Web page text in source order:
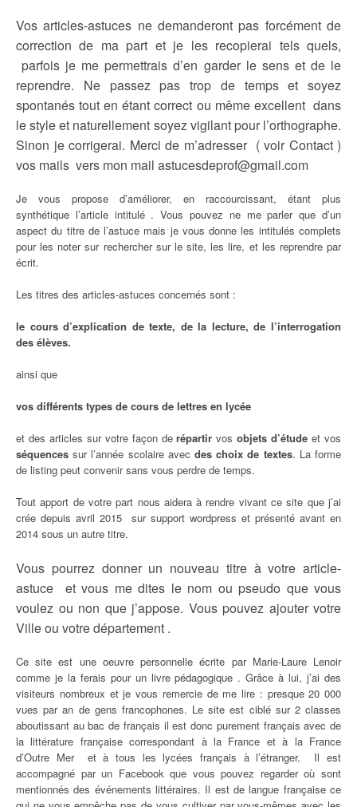
Vos articles-astuces ne demanderont pas forcément de
correction de ma part et je les recopierai tels quels,
parfois je me permettrais d’en garder le sens et de le
reprendre. Ne passez pas trop de temps et soyez
spontanés tout en étant correct ou même excellent dans
le style et naturellement soyez vigilant pour l’orthographe.
Sinon je corrigerai. Merci de m’adresser ( voir Contact )
vos mails vers mon mail astucesdeprof@gmail.com
Je vous propose d’améliorer, en raccourcissant, étant plus
synthétique l’article intitulé . Vous pouvez ne me parler que d’un
aspect du titre de l’astuce mais je vous donne les intitulés complets
pour les noter sur rechercher sur le site, les lire, et les reprendre par
écrit.
Les titres des articles-astuces concernés sont :
le cours d’explication de texte, de la lecture, de l’interrogation
des élèves.
ainsi que
vos différents types de cours de lettres en lycée
et des articles sur votre façon derépartir vosobjets d’étude et vos
séquences sur l’année scolaire avec des choix de textes. La forme
de listing peut convenir sans vous perdre de temps.
Tout apport de votre part nous aidera à rendre vivant ce site que j’ai
crée depuis avril 2015 sur support wordpress et présenté avant en
2014 sous un autre titre.
Vous pourrez donner un nouveau titre à votre article-
astuce et vous me dites le nom ou pseudo que vous
voulez ou non que j’appose. Vous pouvez ajouter votre
Ville ou votre département .
Ce site est une oeuvre personnelle écrite par Marie-Laure Lenoir
comme je la ferais pour un livre pédagogique . Grâce à lui, j’ai des
visiteurs nombreux et je vous remercie de me lire : presque 20 000
vues par an de gens francophones. Le site est ciblé sur 2 classes
aboutissant au bac de français il est donc purement français avec de
la littérature française correspondant à la France et à la France
d’Outre Mer et à tous les lycées français à l’étranger. Il est
accompagné par un Facebook que vous pouvez regarder où sont
mentionnés des événements littéraires. Il est de langue française ce